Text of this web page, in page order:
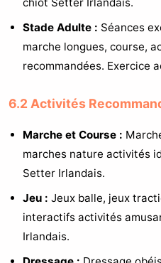
Stade Adulte : Séances
marche longues, course,
recommandées. Exercice
6.2 Activités
Marche et Course :
marches nature activités
Setter Irlandais.
Jeu : Jeux balle, jeux
interactifs activités
Irlandais.